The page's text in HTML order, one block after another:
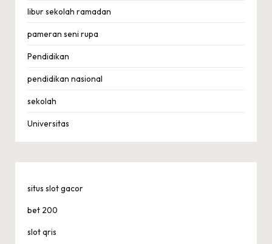
libur sekolah ramadan
pameran seni rupa
Pendidikan
pendidikan nasional
sekolah
Universitas
situs slot gacor
bet 200
slot qris